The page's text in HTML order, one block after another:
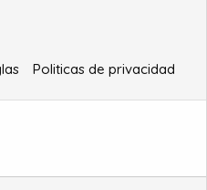
Politicas de privacidad